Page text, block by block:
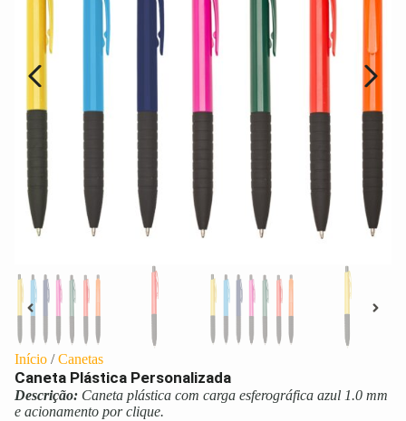
Início /Canetas
Caneta Plástica Personalizada
Descrição: Caneta plástica com carga esferográfica azul 1.0 mm
e acionamento por clique.